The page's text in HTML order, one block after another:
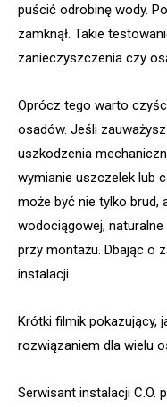
puścić odrobinę wody.
zamknął. Takie
zanieczyszczenia czy
Oprócz tego warto
osadów. Jeśli
uszkodzenia
wymianie uszczelek lub
może być nie tylko brud,
wodociągowej,
przy montażu. Dbając o
instalacji.
Krótki filmik pokazujący,
rozwiązaniem dla wielu
Serwisant instalacji C.O.